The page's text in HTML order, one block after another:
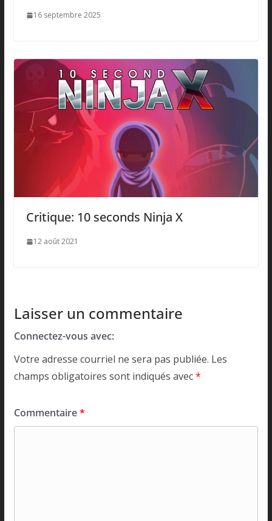
16 septembre 2025
Critique: 10 seconds Ninja X
12 août 2021
Laisser un commentaire
Connectez-vous avec:
Votre adresse courriel ne sera pas publiée. Les
champs obligatoires sont indiqués avec*
Commentaire*